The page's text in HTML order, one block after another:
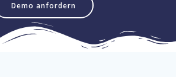
Demo anfordern